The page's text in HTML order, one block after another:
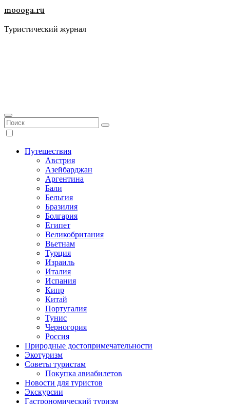
moooga.ru
Туристический журнал
Путешествия
Австрия
Азейбарджан
Аргентина
Бали
Бельгия
Бразилия
Болгария
Египет
Великобритания
Вьетнам
Турция
Израиль
Италия
Испания
Кипр
Китай
Португалия
Тунис
Черногория
Россия
Природные достопримечательности
Экотуризм
Советы туристам
Покупка авиабилетов
Новости для туристов
Экскурсии
Гастрономический туризм